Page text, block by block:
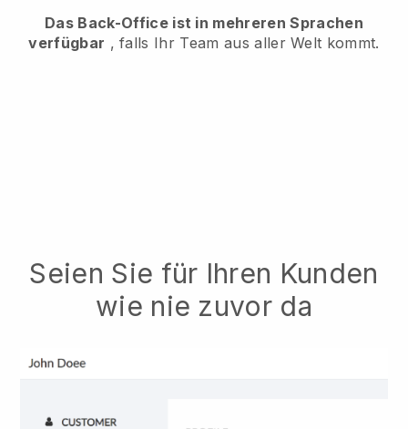
Das Back-Office ist in mehreren Sprachen
verfügbar , falls Ihr Team aus aller Welt kommt.
Seien Sie für Ihren Kunden
wie nie zuvor da